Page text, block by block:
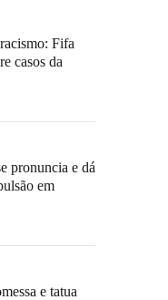
Fifa
casos da
pronuncia e dá
em
e tatua